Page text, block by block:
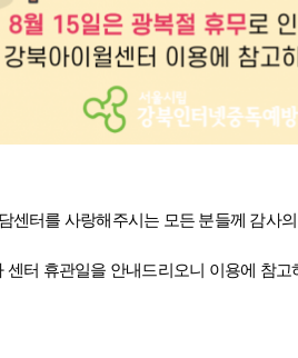
센터를 사랑해주시는 모든 분들께 감사
센터 휴관일을 안내드리오니 이용에 참고